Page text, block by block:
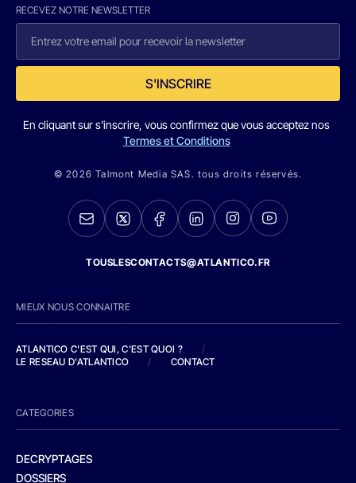
RECEVEZ NOTRE NEWSLETTER
S'INSCRIRE
En cliquant sur s'inscrire, vous confirmez que vous acceptez nos
Termes et Conditions
© 2026 Talmont Media SAS. tous droits réservés.
TOUSLESCONTACTS@ATLANTICO.FR
MIEUX NOUS CONNAITRE
ATLANTICO C'EST QUI, C'EST QUOI ?
/
LE RESEAU D'ATLANTICO
/ CONTACT
CATEGORIES
DECRYPTAGES
DOSSIERS